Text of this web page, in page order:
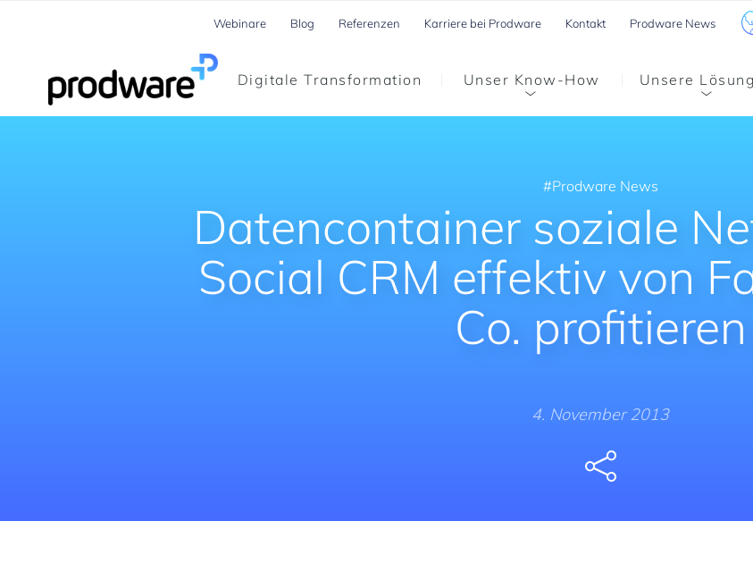
Webinare Blog Referenzen Karriere bei Prodware Kontakt Prodware News
Digitale Transformation Unser Know-How Unsere
Prodware News
Datencontainer soziale
Social CRM effektiv von
Co. profitieren
4. November 2013